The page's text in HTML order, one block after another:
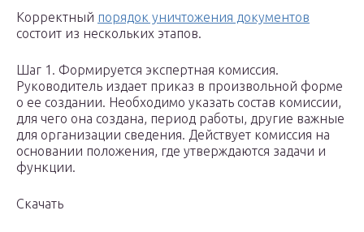
Корректный порядок уничтожения документов
состоит из нескольких этапов.
Шаг 1. Формируется экспертная комиссия.
Руководитель издает приказ в произвольной форме
о ее создании. Необходимо указать состав комиссии,
для чего она создана, период работы, другие важные
для организации сведения. Действует комиссия на
основании положения, где утверждаются задачи и
функции.
Скачать